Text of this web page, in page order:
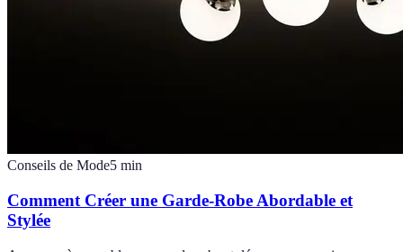
Conseils de Mode5 min
Comment Créer une Garde-Robe Abordable et
Stylée